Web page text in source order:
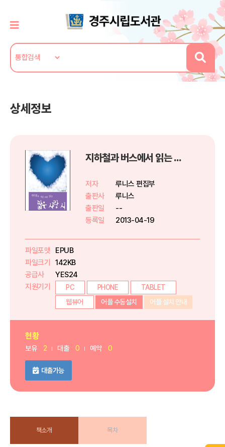
상세정보
지하철과 버스에서 읽는 짧은 사랑 시
저자
루니스 편집부
출판사
루니스
출판일
--
등록일
2013-04-19
파일포맷
EPUB
파일크기
142KB
공급사
YES24
지원기기
PC PHONE
TABLET
웹뷰어
어플 수동설치 어플 설치 안내
현황
보유 2 대출 0 예약 0
대출가능
책소개 목차